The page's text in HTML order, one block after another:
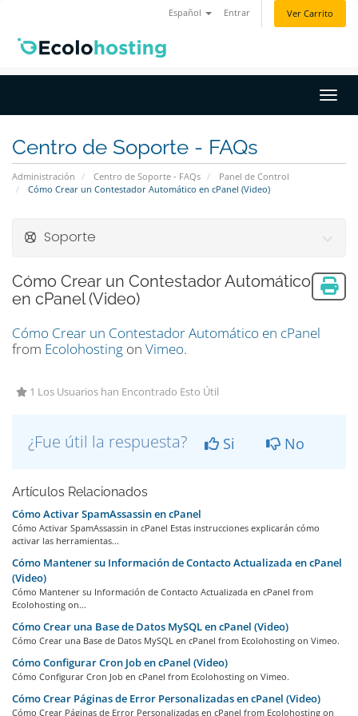
Español Entrar Ver Carrito
Centro de Soporte - FAQs
Administración Centro de Soporte - FAQs
Panel de Control
Cómo Crear un Contestador Automático en cPanel (Video)
Soporte
Cómo Crear un Contestador Automático
en cPanel (Video)
Cómo Crear un Contestador Automático en cPanel
from Ecolohosting on Vimeo.
1 Los Usuarios han Encontrado Esto Útil
¿Fue útil la respuesta? Si No
Artículos Relacionados
Cómo Activar SpamAssassin en cPanel
Cómo Activar SpamAssassin in cPanel Estas instrucciones explicarán cómo
activar las herramientas...
Cómo Mantener su Información de Contacto Actualizada en cPanel
(Video)
Cómo Mantener su Información de Contacto Actualizada en cPanel from
Ecolohosting on...
Cómo Crear una Base de Datos MySQL en cPanel (Video)
Cómo Crear una Base de Datos MySQL en cPanel from Ecolohosting on Vimeo.
Cómo Configurar Cron Job en cPanel (Video)
Cómo Configurar Cron Job en cPanel from Ecolohosting on Vimeo.
Cómo Crear Páginas de Error Personalizadas en cPanel (Video)
Cómo Crear Páginas de Error Personalizadas en cPanel from Ecolohosting on